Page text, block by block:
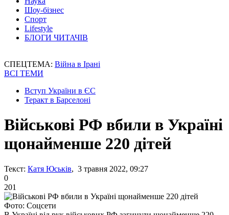
Шоу-бізнес
Спорт
Lifestyle
БЛОГИ ЧИТАЧІВ
СПЕЦТЕМА: Війна в Ірані
ВСІ ТЕМИ
Вступ України в ЄС
Теракт в Барселоні
Військові РФ вбили в Україні
щонайменше 220 дітей
Текст: Катя Юськів, 3 травня 2022, 09:27
0
201
Фото: Соцсети